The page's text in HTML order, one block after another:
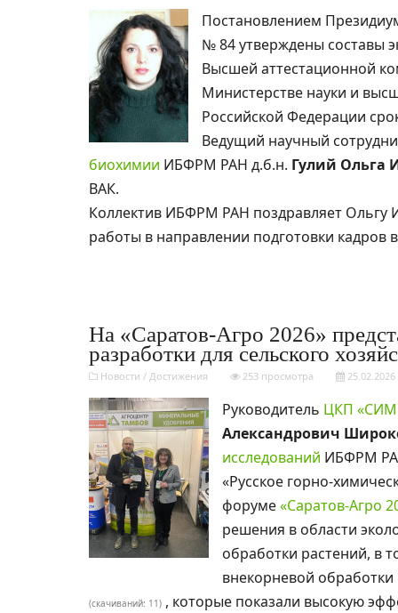
Постановлением
№ 84 утверждены составы
Высшей аттестационной
Министерстве науки и
Российской Федерации
Ведущий научный
биохимии ИБФРМ РАН д.б.н. Гулий Ольга
ВАК.
Коллектив ИБФРМ РАН поздравляет Ольгу
работы в направлении подготовки кадров
На «Саратов-Агро 2026»
разработки для сельского
Новости / Достижения 253 просмотра 25.02.2026
Руководитель ЦКП
Александрович
исследований ИБФРМ
«Русское горно-
форуме«Саратов-Агро
решения в области
обработки растений, в
внекорневой
(cкачиваний: 11) , которые показали высокую